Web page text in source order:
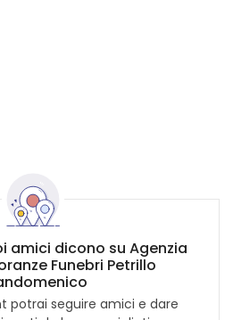
amici dicono su Agenzia
Funebri Petrillo
potrai seguire amici e dare